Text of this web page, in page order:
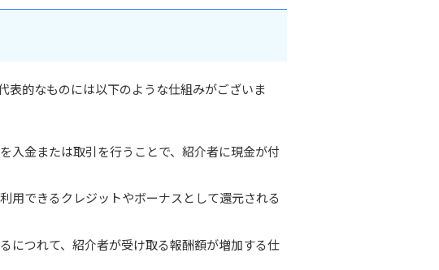
表的なものには以下のような仕組みがございま
入金または取引を行うことで、紹介者に現金が付
用できるクレジットやボーナスとして還元される
につれて、紹介者が受け取る報酬額が増加する仕